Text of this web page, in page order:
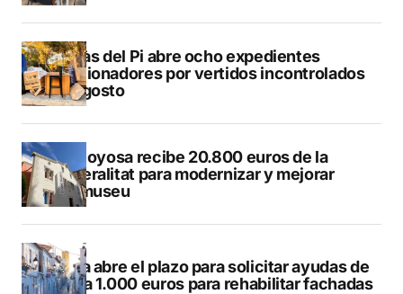
L’Alfàs del Pi abre ocho expedientes
sancionadores por vertidos incontrolados
en agosto
Villajoyosa recibe 20.800 euros de la
Generalitat para modernizar y mejorar
Vilamuseu
Altea abre el plazo para solicitar ayudas de
hasta 1.000 euros para rehabilitar fachadas